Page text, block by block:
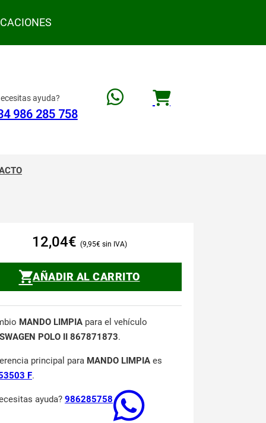
ayuda?
986 285 758
12,04€ 9,95€
AÑADIR AL CARRITO
MANDO LIMPIA para el vehículo
POLO II 867871873.
principal para MANDO LIMPIA es
F.
ayuda? 986285758